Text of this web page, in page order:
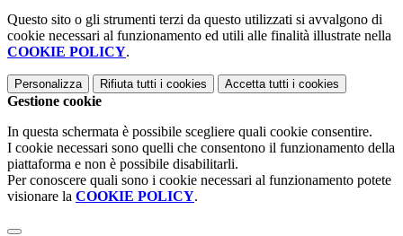
Questo sito o gli strumenti terzi da questo utilizzati si avvalgono di
cookie necessari al funzionamento ed utili alle finalità illustrate nella
COOKIE POLICY.
Personalizza Rifiuta tutti i cookies Accetta tutti i cookies
Gestione cookie
In questa schermata è possibile scegliere quali cookie consentire.
I cookie necessari sono quelli che consentono il funzionamento della
piattaforma e non è possibile disabilitarli.
Per conoscere quali sono i cookie necessari al funzionamento potete
visionare la COOKIE POLICY.